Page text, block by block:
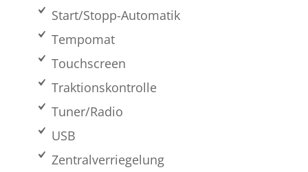
Start/Stopp-Automatik
Tempomat
Touchscreen
Traktionskontrolle
Tuner/Radio
USB
Zentralverriegelung